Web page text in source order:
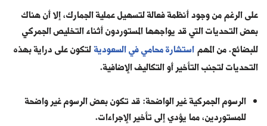
على الرغم من وجود أنظمة فعالة لتسهيل عملية الجمارك، إلا أن هناك
بعض التحديات التي قد يواجهها المستوردون أثناء التخليص الجمركي
للبضائع. من المهماستشارة محامي في السعوديةلتكون على دراية بهذه
التحديات لتجنب التأخير أو التكاليف الإضافية.
الرسوم الجمركية غير الواضحة: قد تكون بعض الرسوم غير واضحة
للمستوردين، مما يؤدي إلى تأخير الإجراءات.